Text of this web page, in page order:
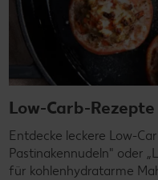
Low-Carb-Rezepte
Entdecke leckere Low-
Pastinakennudeln" oder
für kohlenhydratarme